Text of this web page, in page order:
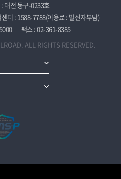
대전 동구-0233호
센터 : 1588-7788(이용료 : 발신자부담)
팩스 : 02-361-8385
ALL RIGHTS RESERVED.